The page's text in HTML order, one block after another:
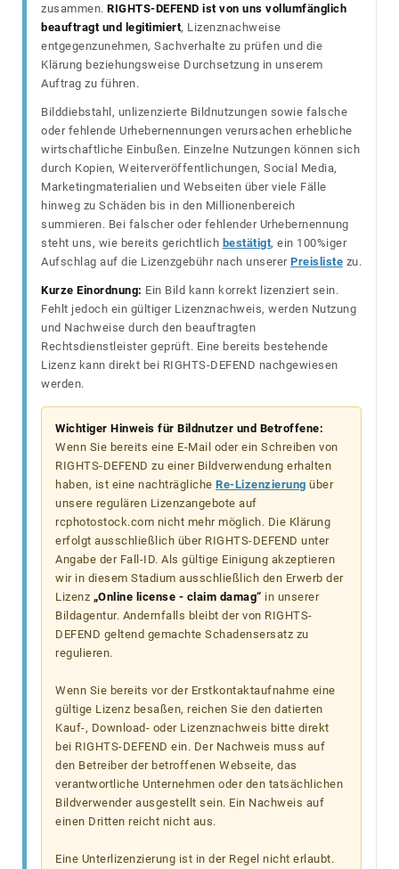
zusammen. RIGHTS-DEFEND ist von uns vollumfänglich
beauftragt und legitimiert, Lizenznachweise
entgegenzunehmen, Sachverhalte zu prüfen und die
Klärung beziehungsweise Durchsetzung in unserem
Auftrag zu führen.
Bilddiebstahl, unlizenzierte Bildnutzungen sowie falsche
oder fehlende Urhebernennungen verursachen erhebliche
wirtschaftliche Einbußen. Einzelne Nutzungen können sich
durch Kopien, Weiterveröffentlichungen, Social Media,
Marketingmaterialien und Webseiten über viele Fälle
hinweg zu Schäden bis in den Millionenbereich
summieren. Bei falscher oder fehlender Urhebernennung
steht uns, wie bereits gerichtlich bestätigt, ein 100%iger
Aufschlag auf die Lizenzgebühr nach unserer Preisliste zu.
Kurze Einordnung: Ein Bild kann korrekt lizenziert sein.
Fehlt jedoch ein gültiger Lizenznachweis, werden Nutzung
und Nachweise durch den beauftragten
Rechtsdienstleister geprüft. Eine bereits bestehende
Lizenz kann direkt bei RIGHTS-DEFEND nachgewiesen
werden.
Wichtiger Hinweis für Bildnutzer und Betroffene:
Wenn Sie bereits eine E-Mail oder ein Schreiben von
RIGHTS-DEFEND zu einer Bildverwendung erhalten
haben, ist eine nachträgliche Re-Lizenzierung über
unsere regulären Lizenzangebote auf
rcphotostock.com nicht mehr möglich. Die Klärung
erfolgt ausschließlich über RIGHTS-DEFEND unter
Angabe der Fall-ID. Als gültige Einigung akzeptieren
wir in diesem Stadium ausschließlich den Erwerb der
Lizenz „Online license - claim damag“ in unserer
Bildagentur. Andernfalls bleibt der von RIGHTS-
DEFEND geltend gemachte Schadensersatz zu
regulieren.
Wenn Sie bereits vor der Erstkontaktaufnahme eine
gültige Lizenz besaßen, reichen Sie den datierten
Kauf-, Download- oder Lizenznachweis bitte direkt
bei RIGHTS-DEFEND ein. Der Nachweis muss auf
den Betreiber der betroffenen Webseite, das
verantwortliche Unternehmen oder den tatsächlichen
Bildverwender ausgestellt sein. Ein Nachweis auf
einen Dritten reicht nicht aus.
Eine Unterlizenzierung ist in der Regel nicht erlaubt.